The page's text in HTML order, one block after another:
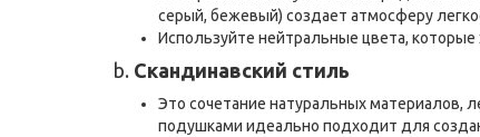
серый, бежевый) создает атмосферу
Используйте нейтральные цвета,
b. Скандинавский стиль
Это сочетание натуральных материалов,
подушками идеально подходит для